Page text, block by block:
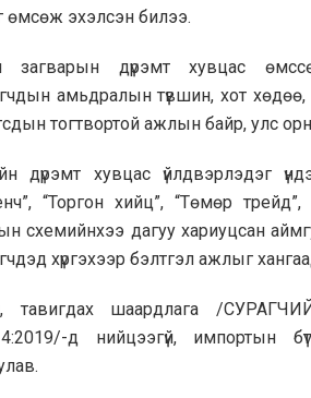
өмсөж эхэлсэн билээ.
загварын дүрэмт хувцас
амьдралын түвшин, хот
тогтвортой ажлын байр, улс
дүрэмт хувцас үйлдвэрлэдэг
“Торгон хийц”, “Төмөр
схемийнхээ дагуу хариуцсан
хүргэхээр бэлтгэл ажлыг
тавигдах шаардлага /
д нийцээгүй, импортын